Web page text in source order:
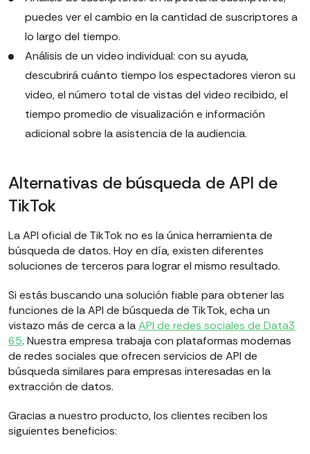
puedes ver el cambio en la cantidad de suscriptores a
lo largo del tiempo.
Análisis de un video individual: con su ayuda,
descubrirá cuánto tiempo los espectadores vieron su
video, el número total de vistas del video recibido, el
tiempo promedio de visualización e información
adicional sobre la asistencia de la audiencia.
Alternativas de búsqueda de API de
TikTok
La API oficial de TikTok no es la única herramienta de
búsqueda de datos. Hoy en día, existen diferentes
soluciones de terceros para lograr el mismo resultado.
Si estás buscando una solución fiable para obtener las
funciones de la API de búsqueda de TikTok, echa un
vistazo más de cerca a laAPI de redes sociales de Data3
65. Nuestra empresa trabaja con plataformas modernas
de redes sociales que ofrecen servicios de API de
búsqueda similares para empresas interesadas en la
extracción de datos.
Gracias a nuestro producto, los clientes reciben los
siguientes beneficios: